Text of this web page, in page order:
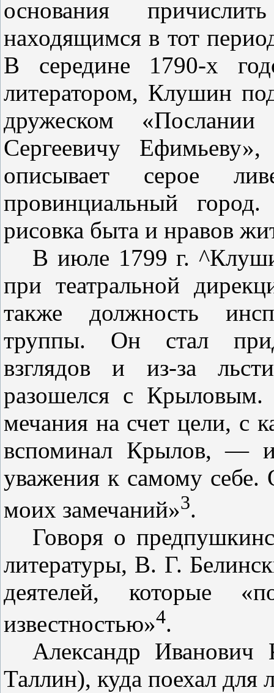
основания
находящимся в тот
В середине 1790-х
литерато­ром, Клушин
дружеском
Сергеевичу
описывает серое
провинциальный
рисовка быта и нравов
В июле 1799г.
при те­атральной
также должность
труппы. Он стал
взглядови из-за
разошелся с
мечания на счет цели, с
вспо­минал Крылов, — и
уважения к са­мому себе.
моих замечаний»3.
Говоря о
лите­ратуры, В. Г.
деятелей, которые
известностью»4.
Александр
Таллин), куда поехал для